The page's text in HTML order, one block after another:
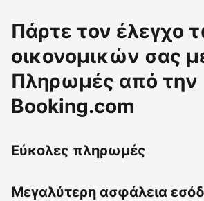
Πάρτε τον έλεγχο
οικονομικών σας
Πληρωμές από την
Booking.com
Εύκολες πληρωμές
Μεγαλύτερη ασφάλεια